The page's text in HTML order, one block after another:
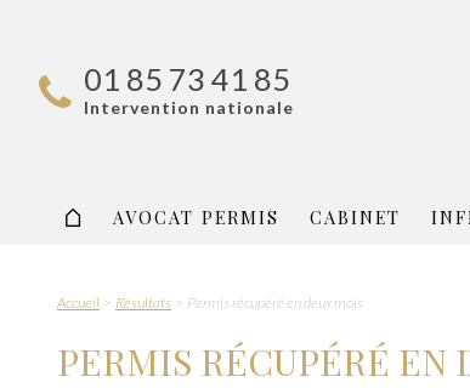
01 85 73 41 85
Intervention nationale
AVOCAT PERMIS CABINET
Accueil Résultats Permis récupéré en deux mois
PERMIS RÉCUPÉRÉ EN